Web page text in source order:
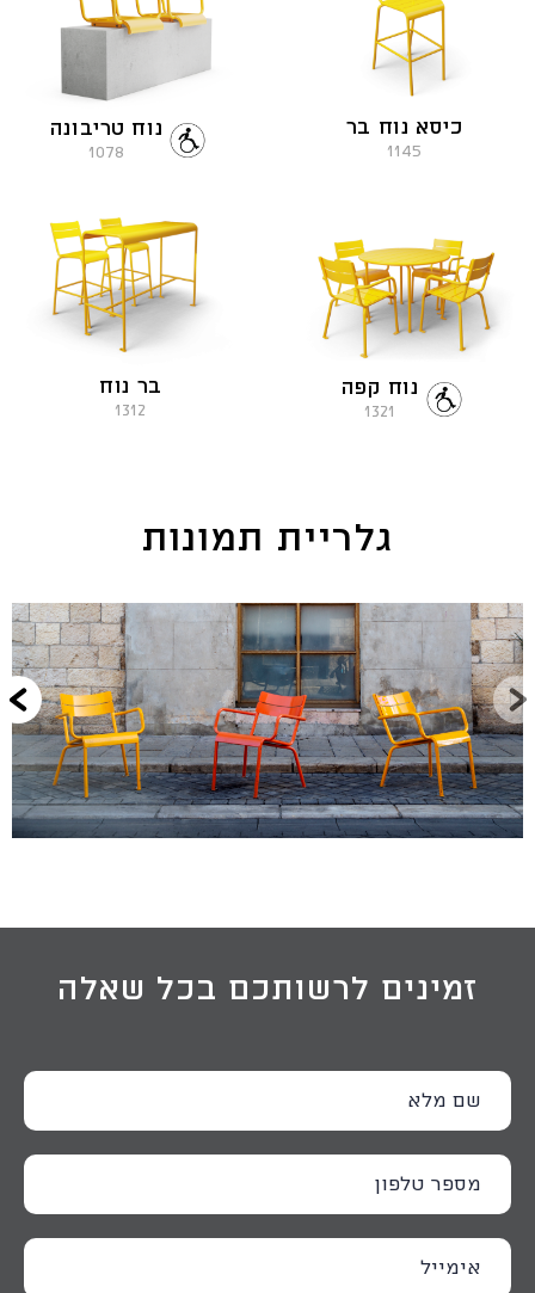
כיסא נוח בר
1145
נוח טריבונה
1078
נוח קפה
1321
בר נוח
1312
גלריית תמונות
זמינים לרשותכם בכל שאלה